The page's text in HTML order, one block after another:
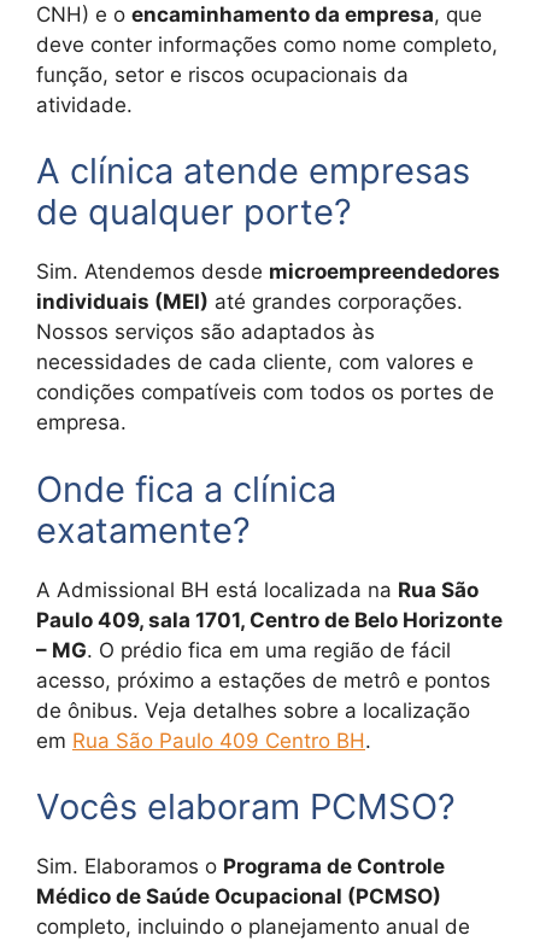
CNH) e o encaminhamento da empresa, que
deve conter informações como nome completo,
função, setor e riscos ocupacionais da
atividade.
A clínica atende empresas
de qualquer porte?
Sim. Atendemos desde microempreendedores
individuais (MEI) até grandes corporações.
Nossos serviços são adaptados às
necessidades de cada cliente, com valores e
condições compatíveis com todos os portes de
empresa.
Onde fica a clínica
exatamente?
A Admissional BH está localizada na Rua São
Paulo 409, sala 1701, Centro de Belo Horizonte
– MG. O prédio fica em uma região de fácil
acesso, próximo a estações de metrô e pontos
de ônibus. Veja detalhes sobre a localização
em Rua São Paulo 409 Centro BH.
Vocês elaboram PCMSO?
Sim. Elaboramos o Programa de Controle
Médico de Saúde Ocupacional (PCMSO)
completo, incluindo o planejamento anual de